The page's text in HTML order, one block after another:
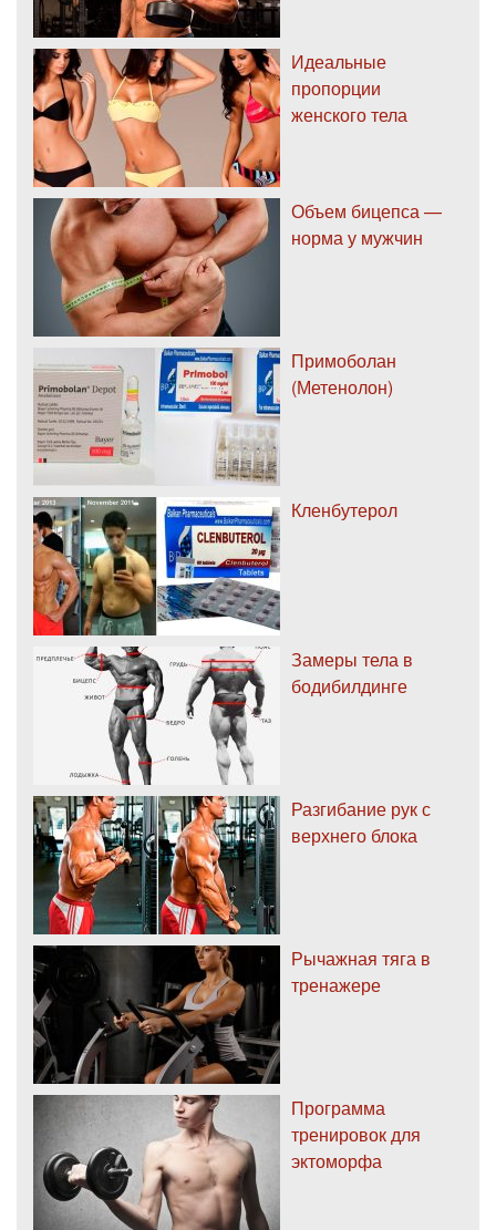
Идеальные
пропорции
женского тела
Объем бицепса —
норма у мужчин
Примоболан
(Метенолон)
Кленбутерол
Замеры тела в
бодибилдинге
Разгибание рук с
верхнего блока
Рычажная тяга в
тренажере
Программа
тренировок для
эктоморфа